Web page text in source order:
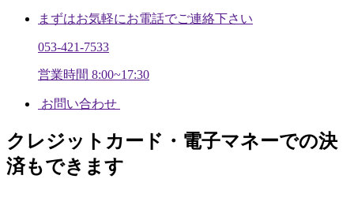
まずはお気軽にお電話でご連絡下さい
053-421-7533
営業時間 8:00~17:30
お問い合わせ
クレジットカード・電子マネーでの決
済もできます